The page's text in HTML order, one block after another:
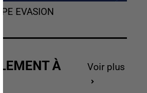
EVASION
À
Voir plus